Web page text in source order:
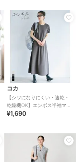
コカ
【シワになりにくい・速乾・
乾燥機OK】エンボス半袖マキ
シワンピース 全4色
¥1,690